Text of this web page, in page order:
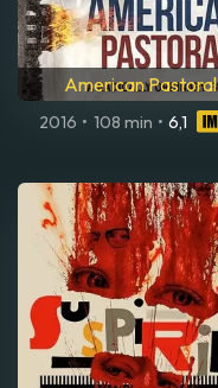
American Pastoral
2016 • 108 min • 6,1